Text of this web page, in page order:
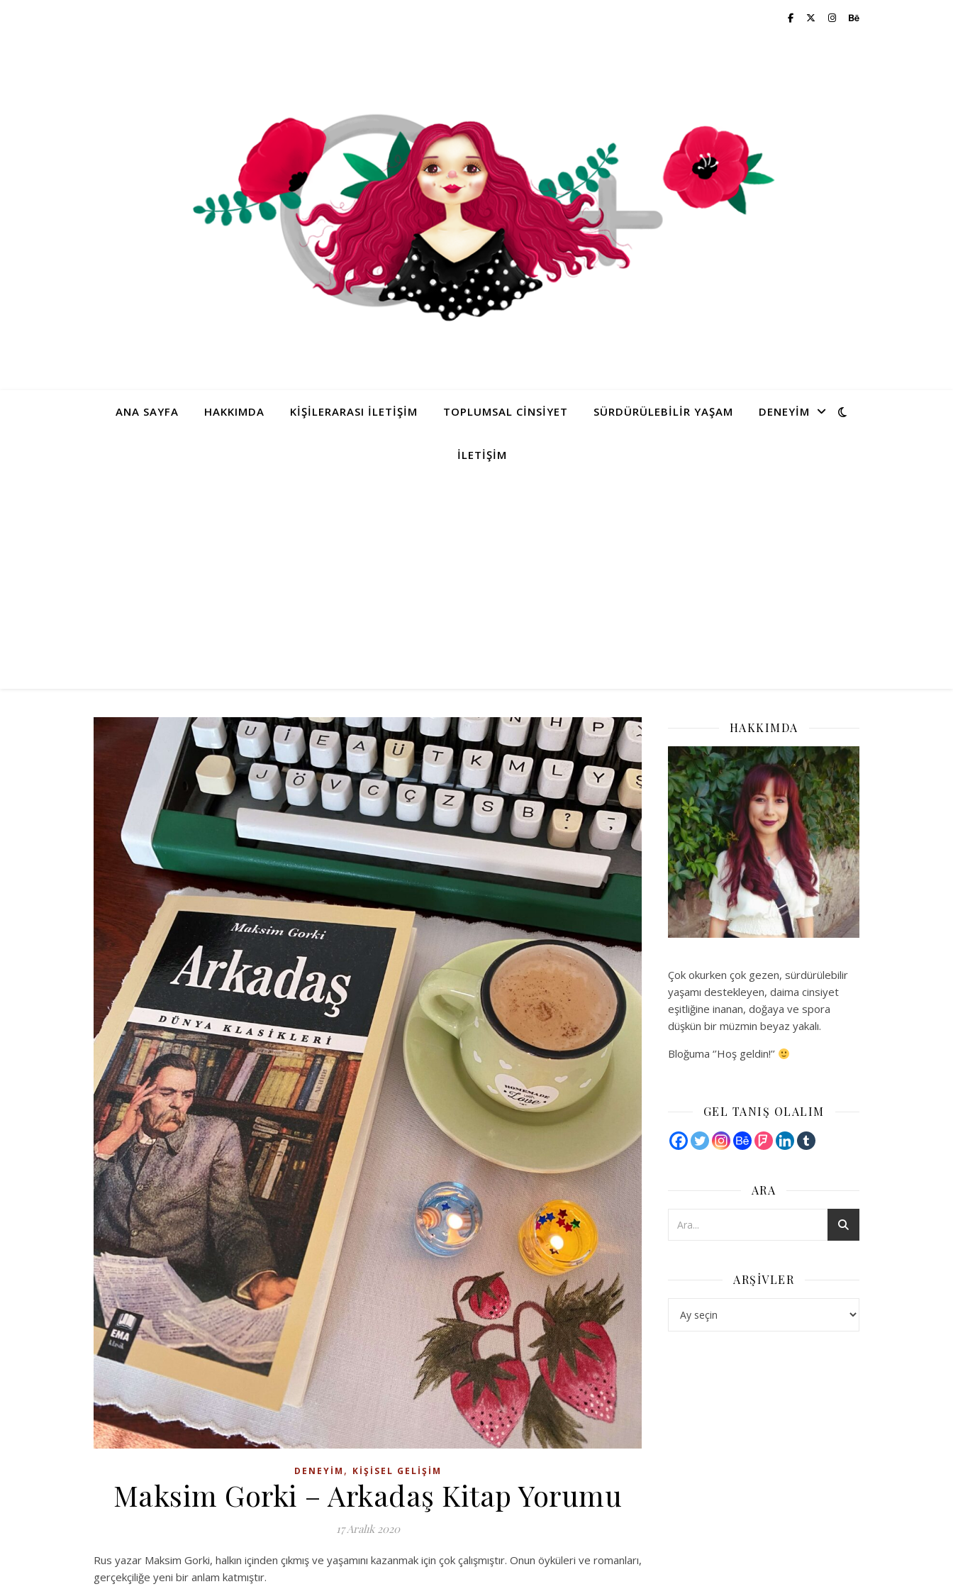
ANA SAYFA HAKKIMDA KIŞILERARASI İLETIŞIM TOPLUMSAL CINSIYET SÜRDÜRÜLEBILIR YAŞAM DENEYIM
İLETIŞIM
DENEYIM , KIŞISEL GELIŞIM
Maksim Gorki – Arkadaş Kitap Yorumu
17 Aralık 2020
Rus yazar Maksim Gorki, halkın içinden çıkmış ve yaşamını kazanmak için çok çalışmıştır. Onun öyküleri ve romanları,
gerçekçiliğe yeni bir anlam katmıştır.
HAKKIMDA
Çok okurken çok gezen, sürdürülebilir
yaşamı destekleyen, daima cinsiyet
eşitliğine inanan, doğaya ve spora
düşkün bir müzmin beyaz yakalı.
Bloğuma ‘’Hoş geldin!’’
GEL TANIŞ OLALIM
ARA
ARŞIVLER